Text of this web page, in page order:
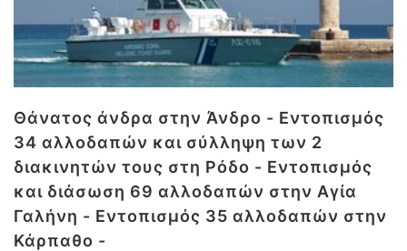
Θάνατος άνδρα στην Άνδρο - Εντοπισμός
34 αλλοδαπών και σύλληψη των 2
διακινητών τους στη Ρόδο - Εντοπισμός
και διάσωση 69 αλλοδαπών στην Αγία
Γαλήνη - Εντοπισμός 35 αλλοδαπών στην
Κάρπαθο -